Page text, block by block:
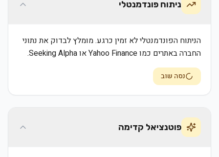
ניתוח פונדמנטלי
הניתוח הפונדמנטלי לא זמין כרגע. מומלץ לבדוק את נתוני
החברה באתרים כמו Yahoo Finance או Seeking Alpha.
נסה שוב
פוטנציאל קדימה